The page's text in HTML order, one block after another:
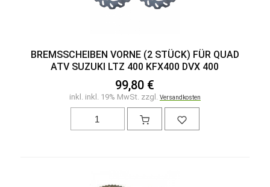
BREMSSCHEIBEN VORNE (2 STÜCK) FÜR QUAD
ATV SUZUKI LTZ 400 KFX400 DVX 400
99,80 €
inkl. inkl. 19% MwSt. zzgl. Versandkosten